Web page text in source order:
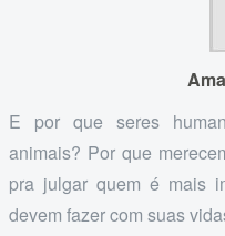
E por que seres
animais? Por que
pra julgar quem é mais
devem fazer com suas